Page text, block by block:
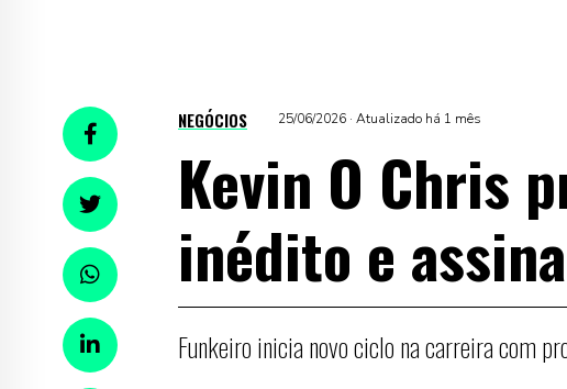
NEGÓCIOS 25/06/2026 · Atualizado há 1 mês
Kevin O Chris
inédito e
Funkeiro inicia novo ciclo na carreira com